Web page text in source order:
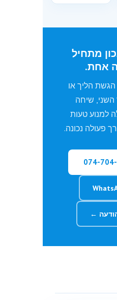
מתחיל
אחת.
הליך או
השני, שיחה
למנוע טעות
פעולה נכונה.
←